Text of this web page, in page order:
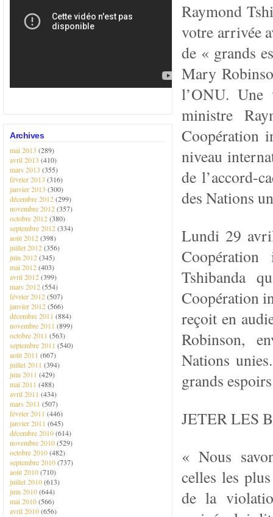
Archives
mai 2013 (289)
avril 2013 (410)
mars 2013 (355)
février 2013 (316)
janvier 2013 (300)
décembre 2012(299)
novembre 2012(357)
octobre 2012(380)
septembre 2012(334)
août 2012(398)
juillet 2012(356)
juin 2012(345)
mai 2012(403)
avril 2012(399)
mars 2012(554)
février 2012(507)
janvier 2012(566)
décembre 2011 (884)
novembre 2011 (899)
octobre 2011 (563)
septembre 2011 (540)
août 2011 (667)
juillet 2011 (394)
juin 2011 (429)
mai 2011 (488)
avril 2011 (434)
mars 2011 (507)
février 2011 (446)
janvier 2011 (645)
décembre 2010(614)
novembre 2010(529)
octobre 2010(482)
septembre 2010(737)
août 2010(710)
juillet 2010(613)
juin 2010(644)
mai 2010(566)
avril 2010(656)
Raymond
votre arrivée
de « grands
Mary
l’ONU.
ministre
Coopération
niveau
de l’accord-
des Nations
Lundi 29
Coopération
Tshibanda
Coopération
reçoit en
Robinson,
Nations
grands
JETER LES
« Nous
celles les
de la